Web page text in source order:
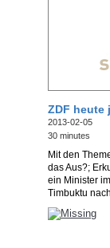
ZDF heute
2013-02-05
30 minutes
Mit den
das Aus?;
ein Minister
Timbuktu